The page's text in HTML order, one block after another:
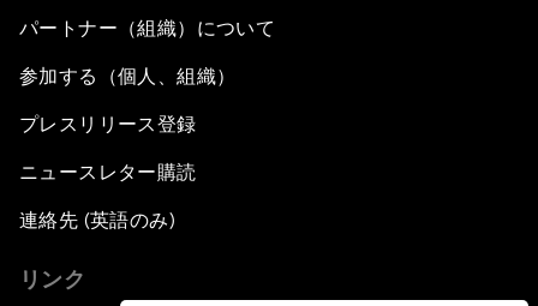
パートナー（組織）について
参加する（個人、組織）
プレスリリース登録
ニュースレター購読
連絡先 (英語のみ)
リンク